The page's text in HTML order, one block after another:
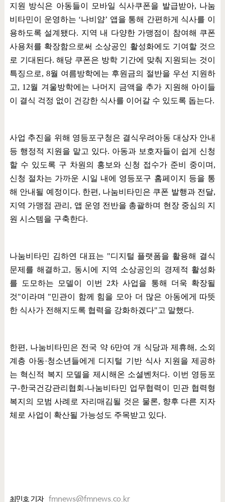
지원 방식은 아동들이 모바일 식사쿠폰을 발급받아, 나눔
비타민이 운영하는 ‘나비얌’ 앱을 통해 간편하게 식사를 이
용하도록 설계됐다. 지역 내 다양한 가맹점이 참여해 쿠폰
사용처를 확장함으로써 소상공인 활성화에도 기여할 것으
로 기대된다.해당 쿠폰은 방학 기간에 맞춰 지원되는 것이
특징으로, 8월 여름방학에는 후원금의 절반을 우선 지원하
고, 12월 겨울방학에는 나머지 금액을 추가 지원해 아이들
이 결식 걱정 없이 건강한 식사를 이어갈 수 있도록 돕는다.
사업 추진을 위해 영등포구청은 결식우려아동 대상자 안내
등 행정적 지원을 맡고 있다. 아동과 보호자들이 쉽게 신청
할 수 있도록 구 차원의 홍보와 신청 접수가 준비 중이며 ,
신청 절차는 가까운 시일 내에 영등포구 홈페이지 등을 통
해 안내될 예정이다. 한편 , 나눔비타민은 쿠폰 발행과 전달,
지역 가맹점 관리 , 앱 운영 전반을 총괄하며 현장 중심의 지
원 시스템을 구축한다.
나눔비타민 김하연 대표는 "디지털 플랫폼을 활용해 결식
문제를 해결하고, 동시에 지역 소상공인의 경제적 활성화
를 도모하는 모델이 이번 2차 사업을 통해 더욱 확장될
것"이라며 "민관이 함께 힘을 모아 더 많은 아동에게 따뜻
한 식사가 전해지도록 협력을 강화하겠다"고 말했다.
한편 , 나눔비타민은 전국 약 6만여 개 식당과 제휴해 , 소외
계층 아동·청소년들에게 디지털 기반 식사 지원을 제공하
는 혁신적 복지 모델을 제시해온 소셜벤처다. 이번 영등포
구-한국건강관리협회 -나눔비타민 업무협력이 민관 협력형
복지의 모범 사례로 자리매김될 것은 물론, 향후 다른 지자
체로 사업이 확산될 가능성도 주목받고 있다.
최민호 기자 fmnews@fmnews.co.kr